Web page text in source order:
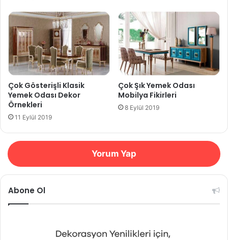
Çok Gösterişli Klasik
Yemek Odası Dekor
Örnekleri
11 Eylül 2019
Çok Şık Yemek Odası
Mobilya Fikirleri
8 Eylül 2019
Yorum Yap
Abone Ol